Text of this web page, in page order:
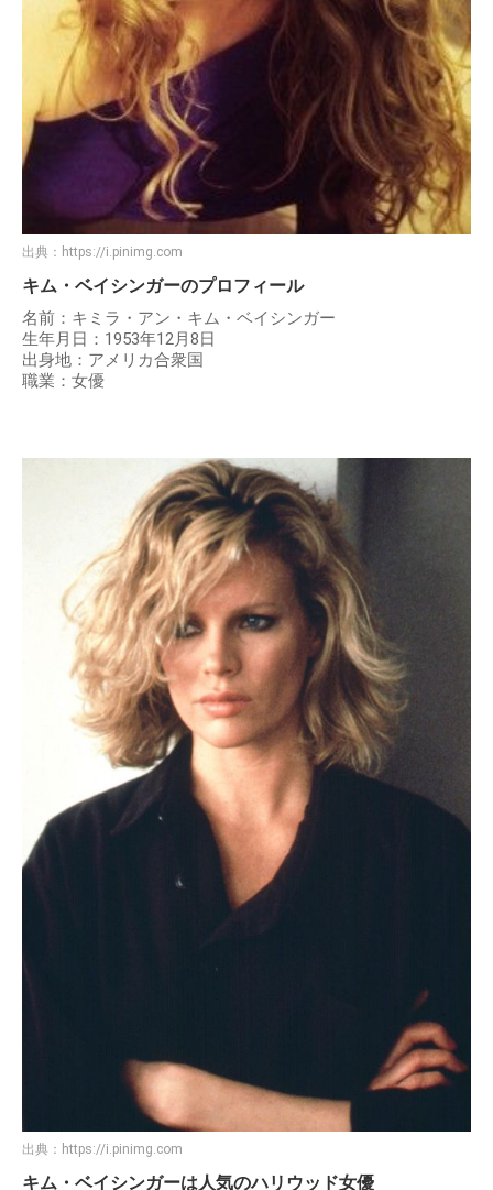
出典： https://i.pinimg.com
キム・ベイシンガーのプロフィール
名前：キミラ・アン・キム・ベイシンガー
生年月日：1953年12月8日
出身地：アメリカ合衆国
職業：女優
出典： https://i.pinimg.com
キム・ベイシンガーは人気のハリウッド女優